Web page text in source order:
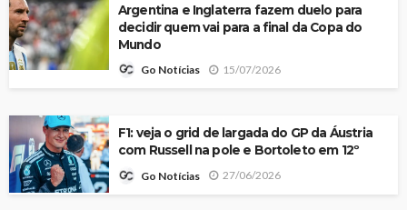
Argentina e Inglaterra fazem duelo para
decidir quem vai para a final da Copa do
Mundo
Go Notícias 15/07/2026
F1: veja o grid de largada do GP da Áustria
com Russell na pole e Bortoleto em 12º
Go Notícias 27/06/2026